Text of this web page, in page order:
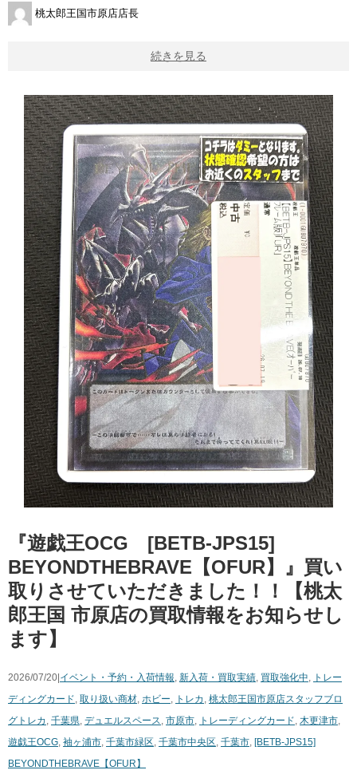
桃太郎王国市原店店長
続きを見る
『遊戯王OCG [BETB-JPS15]
BEYONDTHEBRAVE【OFUR】』買い
取りさせていただきました！！【桃太
郎王国 市原店の買取情報をお知らせし
ます】
2026/07/20| イベント・予約・入荷情報, 新入荷・買取実績, 買取強化中, トレー
ディングカード, 取り扱い商材, ホビー, トレカ , 桃太郎王国市原店スタッフブロ
グ トレカ , 千葉県, デュエルスペース, 市原市, トレーディングカード, 木更津市,
遊戯王OCG, 袖ヶ浦市, 千葉市緑区, 千葉市中央区, 千葉市, [BETB-JPS15]
BEYONDTHEBRAVE【OFUR】